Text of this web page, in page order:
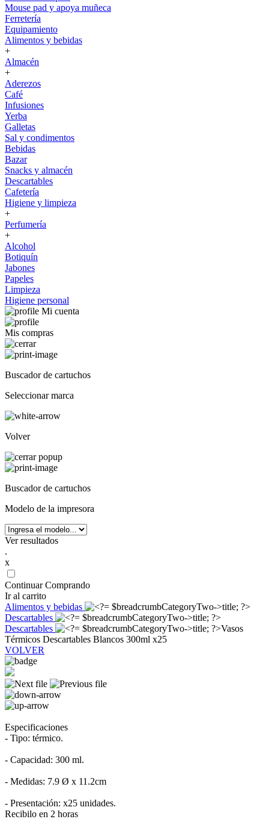
Mouse pad y apoya muñeca
Ferretería
Equipamiento
Alimentos y bebidas
+
Almacén
+
Aderezos
Café
Infusiones
Yerba
Galletas
Sal y condimentos
Bebidas
Bazar
Snacks y almacén
Descartables
Cafetería
Higiene y limpieza
+
Perfumería
+
Alcohol
Botiquín
Jabones
Papeles
Limpieza
Higiene personal
Mi cuenta
Mis compras
Buscador de cartuchos
Seleccionar marca
Volver
Buscador de cartuchos
Modelo de la impresora
Ver resultados
.
x
Continuar Comprando
Ir al carrito
Alimentos y bebidas
Descartables
Descartables
Vasos
Térmicos Descartables Blancos 300ml x25
VOLVER
Especificaciones
- Tipo: térmico.
- Capacidad: 300 ml.
- Medidas: 7.9 Ø x 11.2cm
- Presentación: x25 unidades.
Recibilo en 2 horas